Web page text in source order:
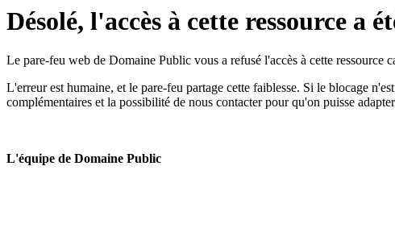
Désolé, l'accès à cette ressource a
Le pare-feu web de Domaine Public vous a refusé l'accès à cette ressource
L'erreur est humaine, et le pare-feu partage cette faiblesse. Si le blocage
complémentaires et la possibilité de nous contacter pour qu'on puisse
L'équipe de Domaine Public